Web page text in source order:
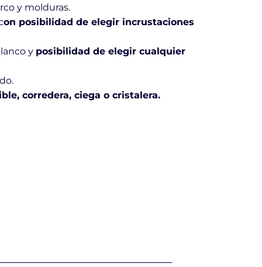
y molduras.
on posibilidad de elegir incrustaciones
y posibilidad de elegir cualquier
corredera, ciega o cristalera.